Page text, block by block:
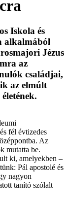
Iskola és
alkalmából
Jézus
az
családjai,
az elmúlt
fél évtizedes
Az
mutatta be.
ki, amelyekben –
Pál apostolé és
nagyon
tanító szólalt